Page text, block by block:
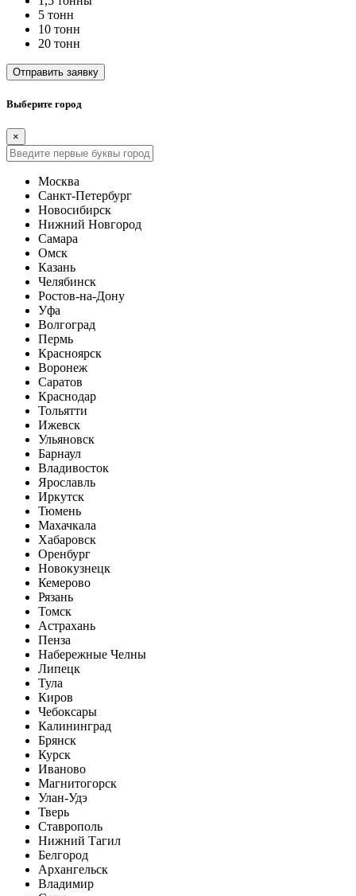
5 тонн
10 тонн
20 тонн
Отправить заявку
Выберите город
×
Москва
Санкт-Петербург
Новосибирск
Нижний Новгород
Самара
Омск
Казань
Челябинск
Ростов-на-Дону
Уфа
Волгоград
Пермь
Красноярск
Воронеж
Саратов
Краснодар
Тольятти
Ижевск
Ульяновск
Барнаул
Владивосток
Ярославль
Иркутск
Тюмень
Махачкала
Хабаровск
Оренбург
Новокузнецк
Кемерово
Рязань
Томск
Астрахань
Пенза
Набережные Челны
Липецк
Тула
Киров
Чебоксары
Калининград
Брянск
Курск
Иваново
Магнитогорск
Улан-Удэ
Тверь
Ставрополь
Нижний Тагил
Белгород
Архангельск
Владимир